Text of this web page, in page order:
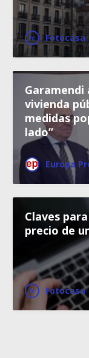
Fotocasa
vivienda
medidas
lado”
Europa
Claves
precio de
Fotocasa